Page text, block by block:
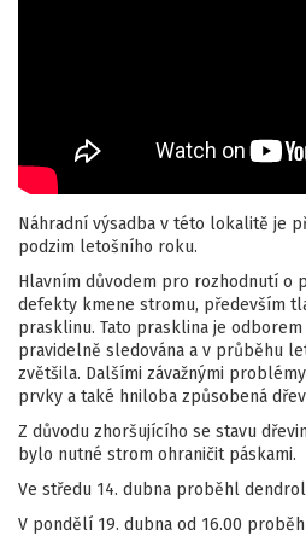
Náhradní výsadba v této lokalitě je
podzim letošního roku.
Hlavním důvodem pro rozhodnutí o
defekty kmene stromu, především
prasklinu. Tato prasklina je
pravidelně sledována a v průběhu
zvětšila. Dalšími závažnými
prvky a také hniloba způsobená
Z důvodu zhoršujícího se stavu
bylo nutné strom ohraničit páskami.
Ve středu 14. dubna proběhl
V pondělí 19. dubna od 16.00